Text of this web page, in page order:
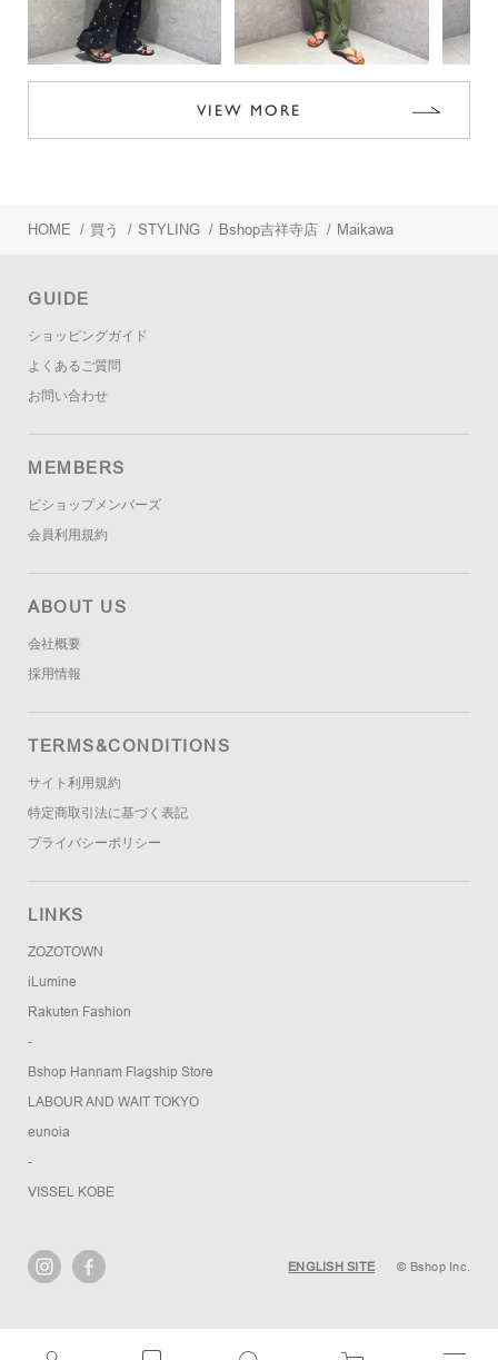
VIEW MORE
HOME / 買う / STYLING / Bshop吉祥寺店 / Maikawa
GUIDE
ショッピングガイド
よくあるご質問
お問い合わせ
MEMBERS
ビショップメンバーズ
会員利用規約
ABOUT US
会社概要
採用情報
TERMS&CONDITIONS
サイト利用規約
特定商取引法に基づく表記
プライバシーポリシー
LINKS
ZOZOTOWN
iLumine
Rakuten Fashion
-
Bshop Hannam Flagship Store
LABOUR AND WAIT TOKYO
eunoia
-
VISSEL KOBE
ENGLISH SITE © Bshop Inc.